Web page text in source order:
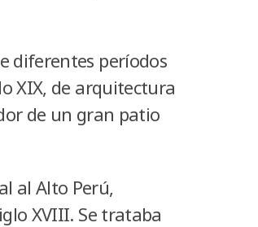
diferentes períodos
XIX, de arquitectura
de un gran patio
al Alto Perú,
XVIII. Se trataba